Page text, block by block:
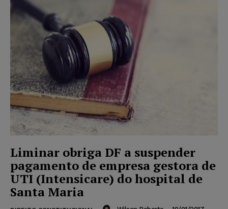
Liminar obriga DF a suspender
pagamento de empresa gestora de
UTI (Intensicare) do hospital de
Santa Maria